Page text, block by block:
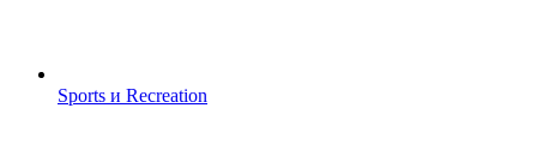
Sports и Recreation